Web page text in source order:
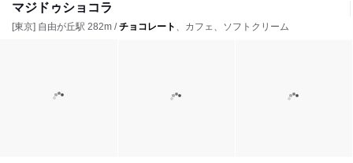
マジドゥショコラ
[東京] 自由が丘駅 282m /チョコレート 、カフェ、ソフトクリーム